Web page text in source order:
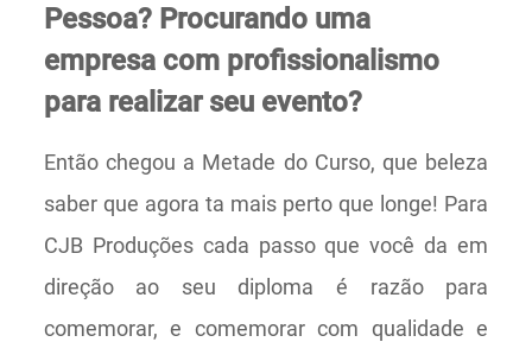
Pessoa? Procurando uma
empresa com profissionalismo
para realizarseu evento?
Então chegou a Metade do Curso, que beleza
saber que agora ta mais perto que longe! Para
CJB Produções cada passo que você da em
direção ao seu diploma é razão para
comemorar, e comemorar com qualidade e